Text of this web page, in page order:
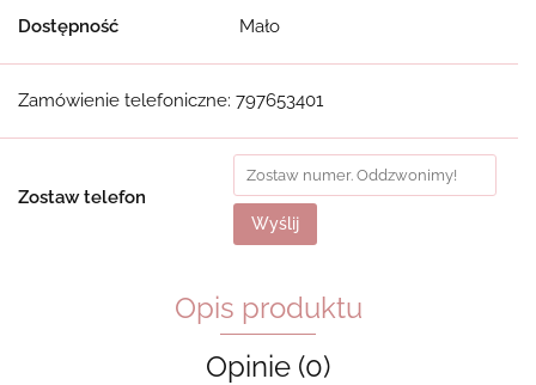
Dostępność Mało
Zamówienie telefoniczne: 797653401
Zostaw telefon
Wyślij
Opis produktu
Opinie (0)